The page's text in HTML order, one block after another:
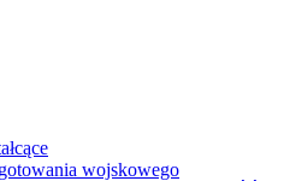
wojskowego